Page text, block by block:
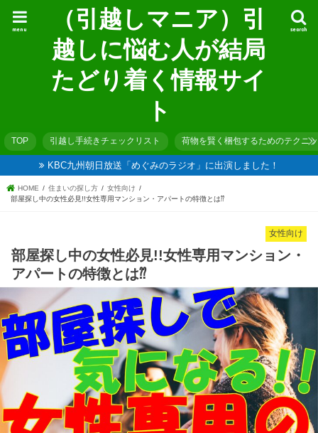
（引越しマニア）引
越しに悩む人が結局
たどり着く情報サイ
ト
search
menu
TOP 引越し手続きチェックリスト 荷物を賢く梱包するためのテクニ
KBC九州朝日放送「めぐみのラジオ」に出演しました！
HOME 住まいの探し方
女性向け
部屋探し中の女性必見!!女性専用マンション・アパートの特徴とは⁇
女性向け
部屋探し中の女性必見!!女性専用マンション・
アパートの特徴とは⁇